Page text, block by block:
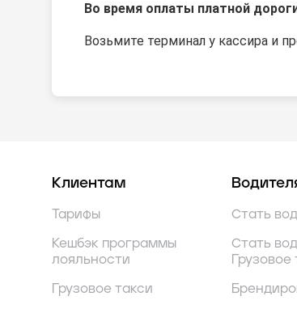
Во время оплаты платной
Возьмите терминал у кассира и
Клиентам
Тарифы
Кешбэк программы
лояльности
Грузовое такси
Стать
Стать
Грузовое